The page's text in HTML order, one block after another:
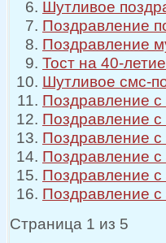
Шутливое
Поздравление
Поздравление
Тост на 40-летие
Шутливое смс-
Поздравление
Поздравление
Поздравление с
Поздравление с
Поздравление с
Поздравление
Страница 1 из 5